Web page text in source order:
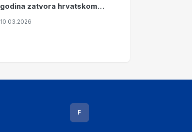
godina zatvora hrvatskom
kapetanu kojeg su sami pustili
10.03.2026
F